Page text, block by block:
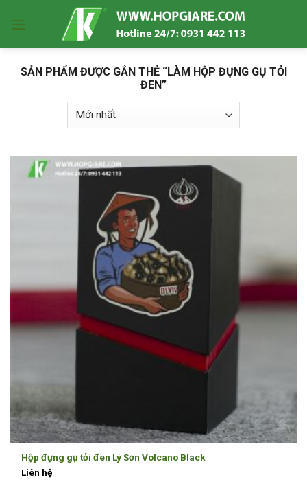
SẢN PHẨM ĐƯỢC GẮN THẺ “LÀM HỘP ĐỰNG GỤ TỎI
ĐEN”
Hộp đựng gụ tỏi đen Lý Sơn Volcano Black
Liên hệ